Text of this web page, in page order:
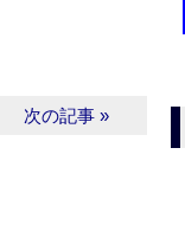
次の記事 »